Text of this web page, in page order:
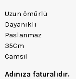
Uzun ömürlü
Dayanıklı
Paslanmaz
35Cm
Camsil
Adınıza faturalıdır.